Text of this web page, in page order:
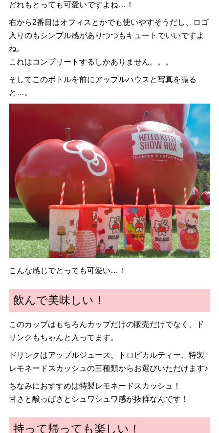
どれもとっても可愛いですよね…！
右から2番目はオフィスとかでも使いやすそうだし、ロゴ
入りのもシンプル感がありつつもキュートでいいですよ
ね。
これはコンプリートするしかありません。。。
そしてこのボトルを前にアップルハウスと写真を撮る
と…。
こんな感じでとっても可愛い…！
飲んで美味しい！
このカップはもちろんカップだけの販売だけでなく、ド
リンクもちゃんと入ってます。
ドリンクはアップルジュース、トロピカルティー、特製
レモネードスカッシュの三種類からお選びいただけます♪
ちなみにおすすめは特製レモネードスカッシュ！
甘さと酸っぱさとシュワシュワ感が抜群なんです！
持って帰っても楽しい！